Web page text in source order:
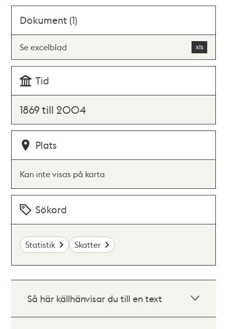
Dokument (1)
Se excelblad
Tid
1869 till 2004
Plats
Kan inte visas på karta
Sökord
Statistik Skatter
Så här källhänvisar du till en text